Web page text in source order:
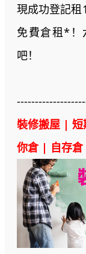
現成功登記租
免費倉租*！
吧！
裝修搬屋 |
你倉 | 自存倉